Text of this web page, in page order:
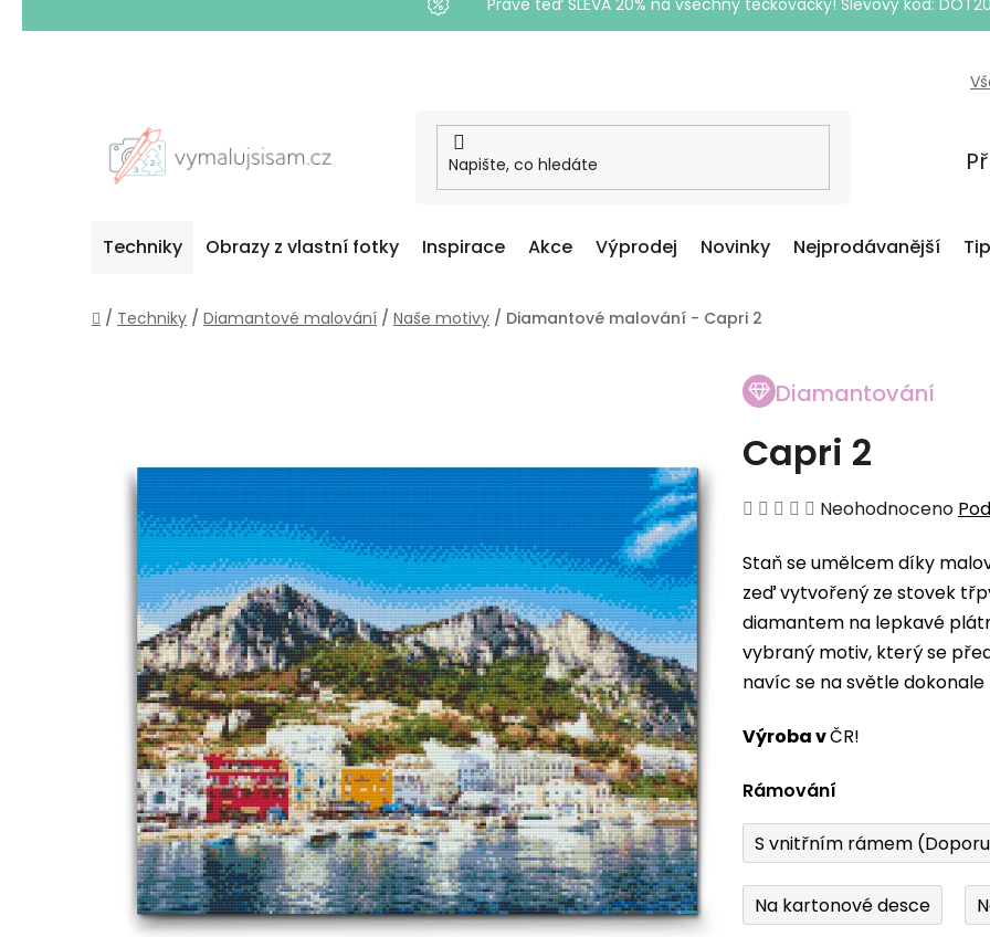
Právě teď SLEVA 20% na všechny tečkovačky! Slevový kód:
Techniky Obrazy z vlastní fotky Inspirace Akce Výprodej Novinky Nejprodávanější
Domů
/ Techniky / Diamantové malování / Naše motivy / Diamantové malování - Capri 2
Diamantování
Capri 2
Průměrné
produktu
je
0,0
z
5
Neohodnoceno
Staň se umělcem díky
zeď vytvořený ze stovek
diamantem na lepkavé
vybraný motiv, který se
navíc se na světle
Výroba vČR!
Rámování
S vnitřním rámem
Na kartonové desce